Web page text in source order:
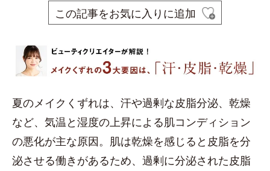
この記事をお気に入りに追加
夏のメイクくずれは、汗や過剰な皮脂分泌、乾燥
など、気温と湿度の上昇による肌コンディション
の悪化が主な原因。肌は乾燥を感じると皮脂を分
泌させる働きがあるため、過剰に分泌された皮脂